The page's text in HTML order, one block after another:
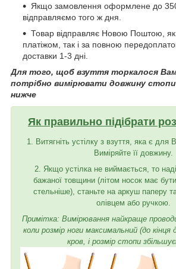
Якщо замовлення оформлене до
відправляємо того ж дня.
Товар відправляє Новою Поштою,
платіжом, так і за повною
доставки 1-3 дні.
Для того, щоб взуття торкалося Вам
потрібно вимірювати довжину стопи
нижче
Як правильно підібрати
1. Витягніть устілку з взуття, яка є для
Виміряйте її довжину.
2. Якщо устілка не виймається, то
бажаної товщини (літом носок має
стельніше), станьте на аркуш паперу
олівцем або ручкою.
Примітка: Вимірювання найкраще
коли розмір ноги максимальний (до кінця
кров, і розмір стопи